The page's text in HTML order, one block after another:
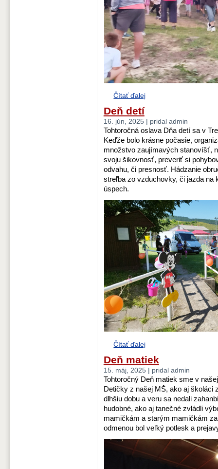
Čítať ďalej
Deň detí
16. jún, 2025 | pridal admin
Tohtoročná oslava Dňa detí sa v
Keďže bolo krásne počasie,
množstvo zaujímavých stanovíšť,
svoju šikovnosť, preveriť si
odvahu, či presnosť. Hádzanie
streľba zo vzduchovky, či jazda na
úspech.
Čítať ďalej
Deň matiek
15. máj, 2025 | pridal admin
Tohtoročný Deň matiek sme v
Detičky z našej MŠ, ako aj školáci
dlhšiu dobu a veru sa nedali
hudobné, ako aj tanečné zvládli
mamičkám a starým mamičkám
odmenou bol veľký potlesk a